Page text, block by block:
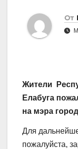
От
Жители
Елабуга
на мэра
Для
пожалуйста,